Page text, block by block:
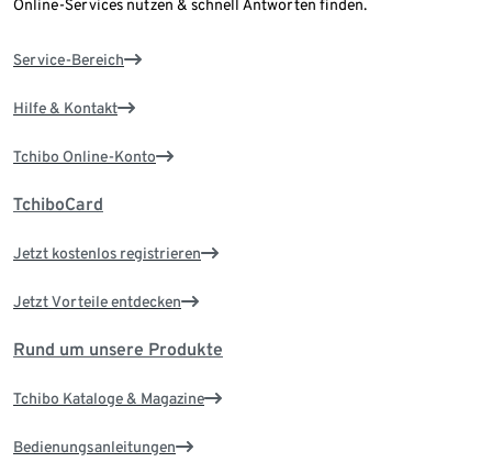
Online-Services nutzen & schnell Antworten finden.
Service-Bereich
Hilfe & Kontakt
Tchibo Online-Konto
TchiboCard
Jetzt kostenlos registrieren
Jetzt Vorteile entdecken
Rund um unsere Produkte
Tchibo Kataloge & Magazine
Bedienungsanleitungen